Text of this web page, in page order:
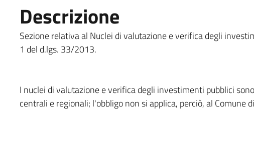
Descrizione
Sezione relativa al Nuclei di valutazione e verifica degli
1 del d.lgs. 33/2013.
I nuclei di valutazione e verifica degli investimenti pubblici
centrali e regionali; l'obbligo non si applica, perciò, al Comune